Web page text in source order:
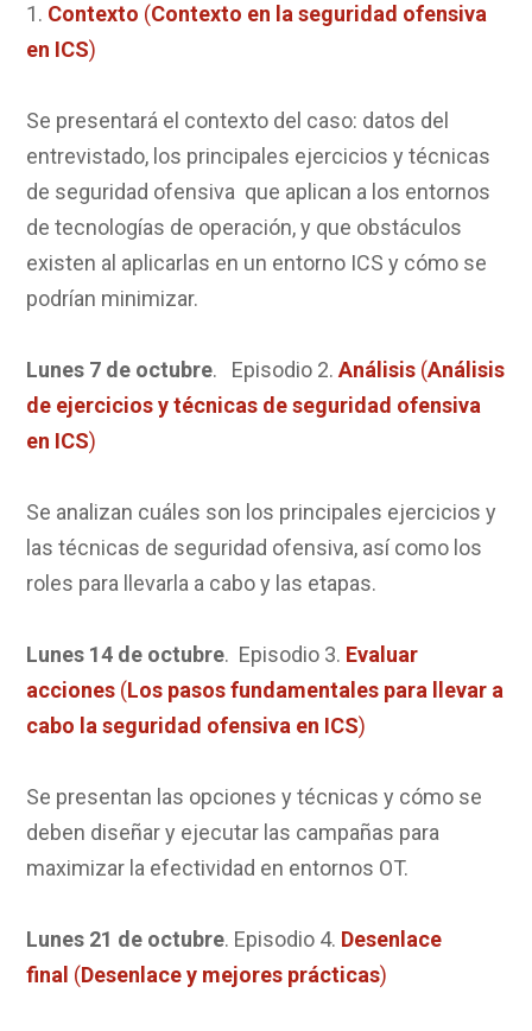
1. Contexto (Contexto en laseguridad ofensiva
en ICS)
Se presentará el contexto del caso: datos del
entrevistado, los principales ejercicios y técnicas
de seguridad ofensiva que aplican a los entornos
de tecnologías de operación, y que obstáculos
existen al aplicarlas en un entorno ICS y cómo se
podrían minimizar.
Lunes 7 de octubre. Episodio 2.Análisis (Análisis
de ejercicios y técnicas de seguridad ofensiva
en ICS)
Se analizan cuáles son los principales ejercicios y
las técnicas de seguridad ofensiva, así como los
roles para llevarla a cabo y las etapas.
Lunes 14 de octubre. Episodio 3. Evaluar
acciones (Los pasos fundamentales para llevar a
cabo la seguridad ofensiva en ICS)
Se presentan las opciones y técnicas y cómo se
deben diseñar y ejecutar las campañas para
maximizar la efectividad en entornos OT.
Lunes 21 de octubre. Episodio 4. Desenlace
final (Desenlace y mejores prácticas)